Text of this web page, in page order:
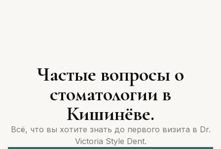
Частые вопросы о
стоматологии в
Кишинёве.
Всё, что вы хотите знать до первого визита в Dr.
Victoria Style Dent.